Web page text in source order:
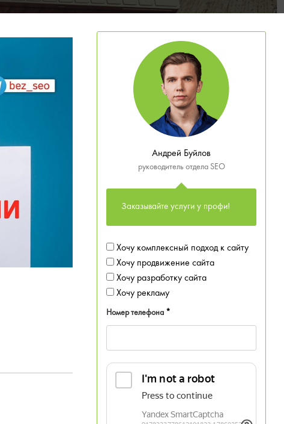
Андрей Буйлов
руководитель отдела SEO
Заказывайте услуги у профи!
Хочу комплексный подход к сайту
Хочу продвижение сайта
Хочу разработку сайта
Хочу рекламу
Номер телефона *